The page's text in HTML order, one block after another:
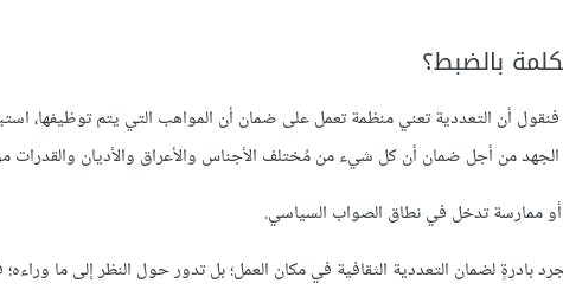
بالضبط؟
فنقول أن التعددية تعني منظمة تعمل على ضمان أن المواهب التي يتم توظيفها،
من أجل ضمان أن كل شيء من مُختلف الأجناس والأعراق والأديان
ممارسة تدخل في نطاق الصواب السياسي.
بادرةٍ لضمان التعددية الثقافية في مكان العمل؛ بل تدور حول النظر إلى ما